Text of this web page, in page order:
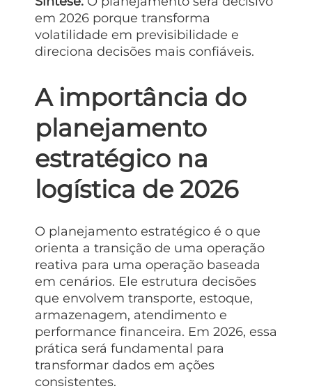
em 2026 porque transforma
volatilidade em previsibilidade e
direciona decisões mais confiáveis.
A importância do
planejamento
estratégico na
logística de 2026
O planejamento estratégico é o que
orienta a transição de uma operação
reativa para uma operação baseada
em cenários. Ele estrutura decisões
que envolvem transporte, estoque,
armazenagem, atendimento e
performance financeira. Em 2026, essa
prática será fundamental para
transformar dados em ações
consistentes.